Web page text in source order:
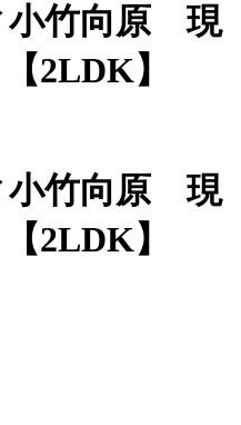
小竹向原 現
2LDK】
小竹向原 現
2LDK】